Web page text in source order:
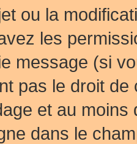
ou la
les
message (si
pas le droit
et au
dans le